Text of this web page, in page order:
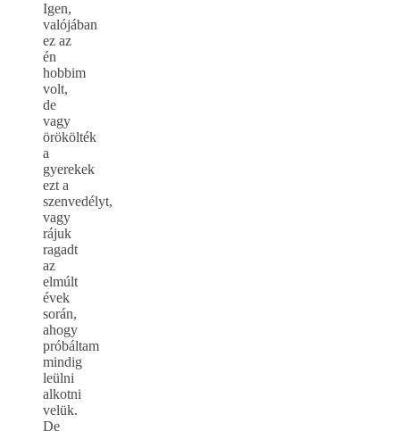
Igen,
valójában
ez az
én
hobbim
volt,
de
vagy
örökölték
a
gyerekek
ezt a
szenvedélyt,
vagy
rájuk
ragadt
az
elmúlt
évek
során,
ahogy
próbáltam
mindig
leülni
alkotni
velük.
De